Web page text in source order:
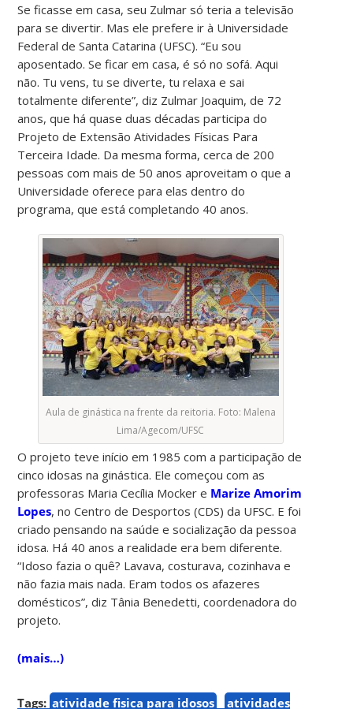
Se ficasse em casa, seu Zulmar só teria a televisão
para se divertir. Mas ele prefere ir à Universidade
Federal de Santa Catarina (UFSC). “Eu sou
aposentado. Se ficar em casa, é só no sofá. Aqui
não. Tu vens, tu se diverte, tu relaxa e sai
totalmente diferente”, diz Zulmar Joaquim, de 72
anos, que há quase duas décadas participa do
Projeto de Extensão Atividades Físicas Para
Terceira Idade. Da mesma forma, cerca de 200
pessoas com mais de 50 anos aproveitam o que a
Universidade oferece para elas dentro do
programa, que está completando 40 anos.
Aula de ginástica na frente da reitoria. Foto: Malena
Lima/Agecom/UFSC
O projeto teve início em 1985 com a participação de
cinco idosas na ginástica. Ele começou com as
professoras Maria Cecília Mocker e Marize Amorim
Lopes, no Centro de Desportos (CDS) da UFSC. E foi
criado pensando na saúde e socialização da pessoa
idosa. Há 40 anos a realidade era bem diferente.
“Idoso fazia o quê? Lavava, costurava, cozinhava e
não fazia mais nada. Eram todos os afazeres
domésticos”, diz Tânia Benedetti, coordenadora do
projeto.
(mais…)
Tags: atividade fisica para idosos
atividades